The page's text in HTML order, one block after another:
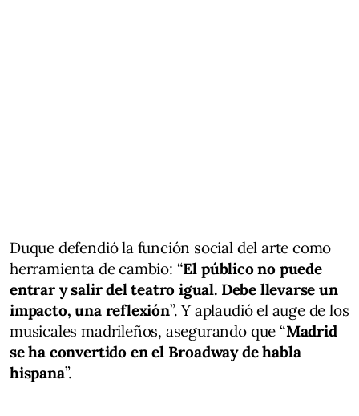
Duque defendió la función social del arte como
herramienta de cambio: “El público no puede
entrar y salir del teatro igual. Debe llevarse un
impacto, una reflexión”. Y aplaudió el auge de los
musicales madrileños, asegurando que “Madrid
se ha convertido en el Broadway de habla
hispana”.